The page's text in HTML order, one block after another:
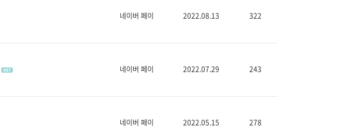
네이버 페이 2022.08.13 322
네이버 페이 2022.07.29 243
네이버 페이 2022.05.15 278